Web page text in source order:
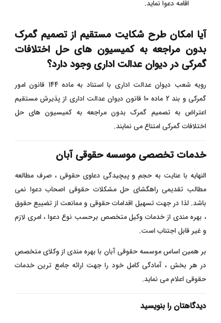
اقامه دعوا نماید.
آیا امکان طرح شکایت مستقیم از تصمیم گمرک
بدون مراجعه به کمیسیون های حل اختلافات
گمرکی در دیوان عدالت اداری وجود دارد؟
رویه شعب دیوان عدالت اداری با استناد به ماده 144 قانون امور
گمرکی و بند 2 ماده 10 قانون دیوان عدالت اداری از پذیرش مستقیم
اعتراض به تصمیم گمرک بدون مراجعه به کمیسیون های حل
اختلافات گمرکی امتناع می نمایند.
خدمات تخصصی موسسه حقوقی آبان
النهایه با عنایت به حجم و پیچیدگی دعاوی حقوقی ، صرف مطالعه
مطالب تقدیمی راهگشای حل مشکلات حقوقی اصحاب دعوا نمی
باشد. لذا در جهت تسهیل اقدامات حقوقی و ممانعت از تضییع حقوق
، بهره مندی از خدمات وکیل متخصص برحسب نوع دعوا ، امری لازم
و غیر قابل اجتناب است.
بر همین اساس موسسه حقوقی آبان با بهره مندی از وکلای متخصص
در هر بخش ، آمادگی کامل خود را جهت ارائه جامع ترین خدمات
حقوقی اعلام می نماید.
دیدگاهتان را بنویسید